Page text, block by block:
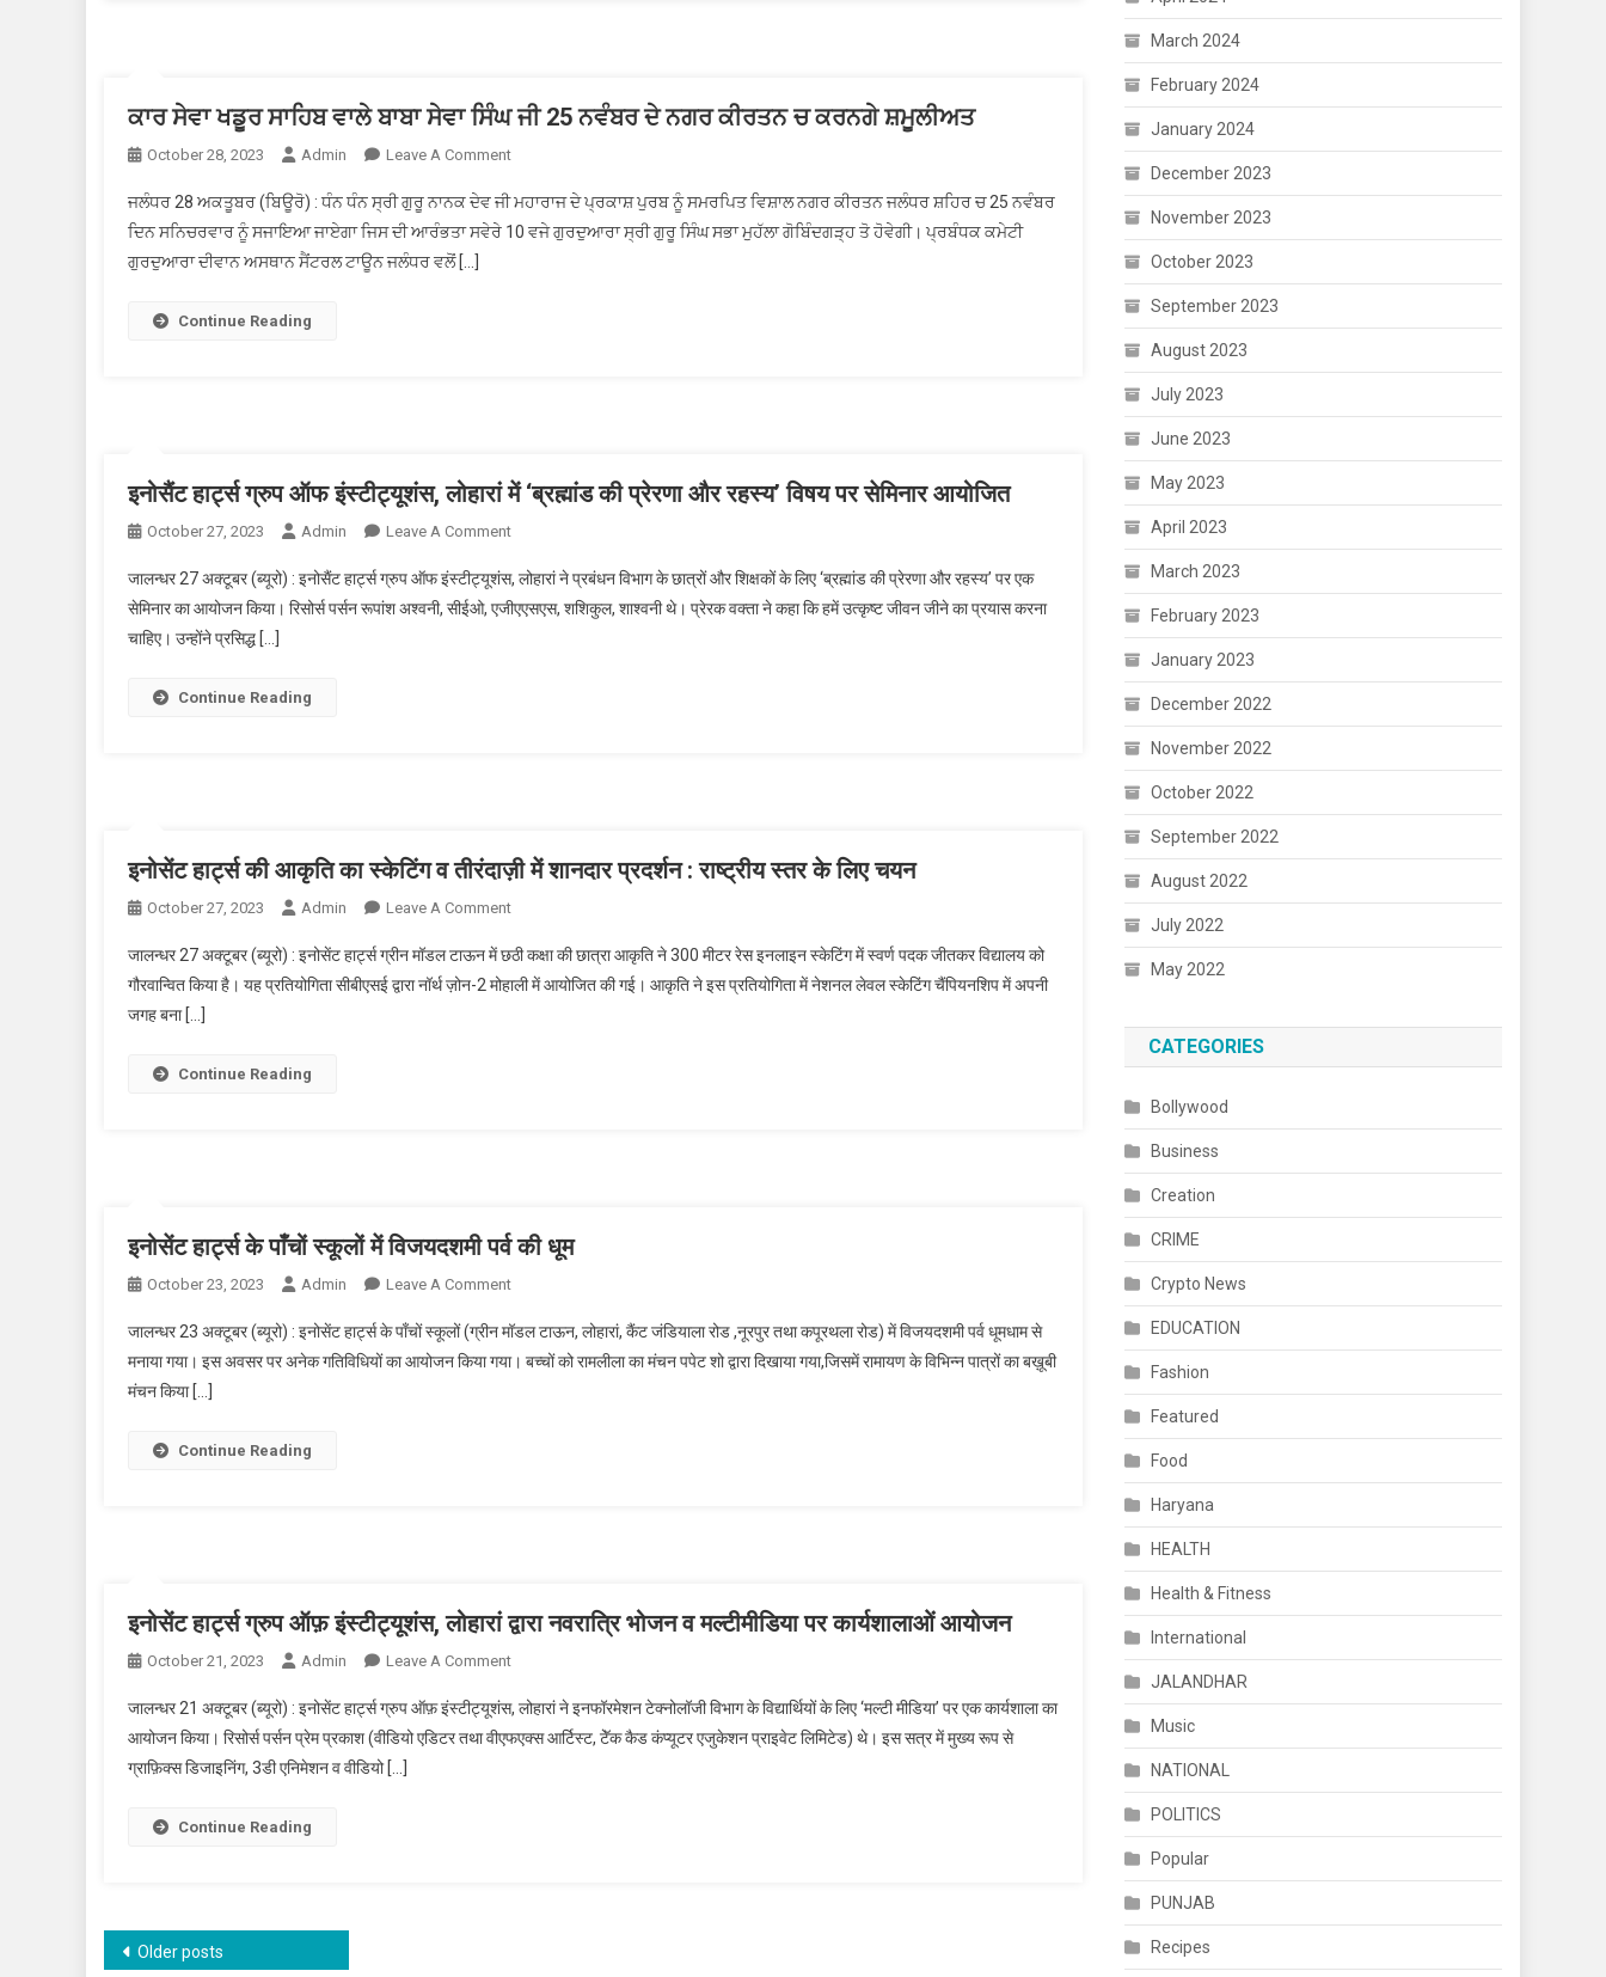
ਕਾਰ ਸੇਵਾ ਖਡੂਰ ਸਾਹਿਬ ਵਾਲੇ ਬਾਬਾ ਸੇਵਾ ਸਿੰਘ ਜੀ 25 ਨਵੰਬਰ ਦੇ ਨਗਰ ਕੀਰਤਨ ਚ ਕਰਨਗੇ ਸ਼ਮੂਲੀਅਤ
October 28, 2023 Admin Leave A Comment
ਜਲੰਧਰ 28 ਅਕਤੂਬਰ (ਬਿਊਰੋ) : ਧੰਨ ਧੰਨ ਸ੍ਰੀ ਗੁਰੂ ਨਾਨਕ ਦੇਵ ਜੀ ਮਹਾਰਾਜ ਦੇ ਪ੍ਰਕਾਸ਼ ਪੁਰਬ ਨੂੰ ਸਮਰਪਿਤ ਵਿਸ਼ਾਲ ਨਗਰ ਕੀਰਤਨ ਜਲੰਧਰ ਸ਼ਹਿਰ ਚ 25 ਨਵੰਬਰ
ਦਿਨ ਸਨਿਚਰਵਾਰ ਨੂੰ ਸਜਾਇਆ ਜਾਏਗਾ ਜਿਸ ਦੀ ਆਰੰਭਤਾ ਸਵੇਰੇ 10 ਵਜੇ ਗੁਰਦੁਆਰਾ ਸ੍ਰੀ ਗੁਰੂ ਸਿੰਘ ਸਭਾ ਮੁਹੱਲਾ ਗੋਬਿੰਦਗੜ੍ਹ ਤੋ ਹੋਵੇਗੀ। ਪ੍ਰਬੰਧਕ ਕਮੇਟੀ
ਗੁਰਦੁਆਰਾ ਦੀਵਾਨ ਅਸਥਾਨ ਸੈਂਟਰਲ ਟਾਊਨ ਜਲੰਧਰ ਵਲੋਂ […]
Continue Reading
इनोसैंट हार्ट्स ग्रुप ऑफ इंस्टीट्यूशंस, लोहारां में ‘ब्रह्मांड की प्रेरणा और रहस्य’ विषय पर सेमिनार आयोजित
October 27, 2023 Admin Leave A Comment
जालन्धर 27 अक्टूबर (ब्यूरो) : इनोसैंट हार्ट्स ग्रुप ऑफ इंस्टीट्यूशंस, लोहारां ने प्रबंधन विभाग के छात्रों और शिक्षकों के लिए ‘ब्रह्मांड की प्रेरणा और रहस्य’ पर एक
सेमिनार का आयोजन किया। रिसोर्स पर्सन रूपांश अश्वनी, सीईओ, एजीएएसएस, शशिकुल, शाश्वनी थे। प्रेरक वक्ता ने कहा कि हमें उत्कृष्ट जीवन जीने का प्रयास करना
चाहिए। उन्होंने प्रसिद्ध […]
Continue Reading
इनोसेंट हार्ट्स की आकृति का स्केटिंग व तीरंदाज़ी में शानदार प्रदर्शन : राष्ट्रीय स्तर के लिए चयन
October 27, 2023 Admin Leave A Comment
जालन्धर 27 अक्टूबर (ब्यूरो) : इनोसेंट हार्ट्स ग्रीन मॉडल टाऊन में छठी कक्षा की छात्रा आकृति ने 300 मीटर रेस इनलाइन स्केटिंग में स्वर्ण पदक जीतकर विद्यालय को
गौरवान्वित किया है। यह प्रतियोगिता सीबीएसई द्वारा नॉर्थ ज़ोन-2 मोहाली में आयोजित की गई। आकृति ने इस प्रतियोगिता में नेशनल लेवल स्केटिंग चैंपियनशिप में अपनी
जगह बना […]
Continue Reading
इनोसेंट हार्ट्स के पाँचों स्कूलों में विजयदशमी पर्व की धूम
October 23, 2023 Admin Leave A Comment
जालन्धर 23 अक्टूबर (ब्यूरो) : इनोसेंट हार्ट्स के पाँचों स्कूलों (ग्रीन मॉडल टाऊन, लोहारां, कैंट जंडियाला रोड ,नूरपुर तथा कपूरथला रोड) में विजयदशमी पर्व धूमधाम से
मनाया गया। इस अवसर पर अनेक गतिविधियों का आयोजन किया गया। बच्चों को रामलीला का मंचन पपेट शो द्वारा दिखाया गया,जिसमें रामायण के विभिन्न पात्रों का बख़ूबी
मंचन किया […]
Continue Reading
इनोसेंट हार्ट्स ग्रुप ऑफ़ इंस्टीट्यूशंस, लोहारां द्वारा नवरात्रि भोजन व मल्टीमीडिया पर कार्यशालाओं आयोजन
October 21, 2023 Admin Leave A Comment
जालन्धर 21 अक्टूबर (ब्यूरो) : इनोसेंट हार्ट्स ग्रुप ऑफ़ इंस्टीट्यूशंस, लोहारां ने इनफॉरमेशन टेक्नोलॉजी विभाग के विद्यार्थियों के लिए ‘मल्टी मीडिया’ पर एक कार्यशाला का
आयोजन किया। रिसोर्स पर्सन प्रेम प्रकाश (वीडियो एडिटर तथा वीएफएक्स आर्टिस्ट, टेॅक कैड कंप्यूटर एजुकेशन प्राइवेट लिमिटेड) थे। इस सत्र में मुख्य रूप से
ग्राफ़िक्स डिजाइनिंग, 3डी एनिमेशन व वीडियो […]
Continue Reading
Posts navigation
Older posts
March 2024
February 2024
January 2024
December 2023
November 2023
October 2023
September 2023
August 2023
July 2023
June 2023
May 2023
April 2023
March 2023
February 2023
January 2023
December 2022
November 2022
October 2022
September 2022
August 2022
July 2022
May 2022
CATEGORIES
Bollywood
Business
Creation
CRIME
Crypto News
EDUCATION
Fashion
Featured
Food
Haryana
HEALTH
Health & Fitness
International
JALANDHAR
Music
NATIONAL
POLITICS
Popular
PUNJAB
Recipes